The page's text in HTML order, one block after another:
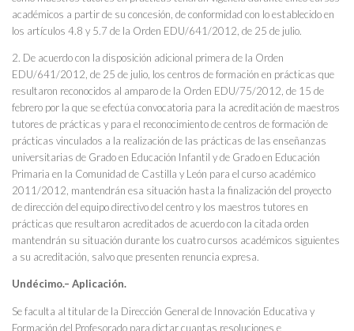
académicos a partir de su concesión, de conformidad con lo establecido en
los artículos 4.8 y 5.7 de la Orden EDU/641/2012, de 25 de julio.
2. De acuerdo con la disposición adicional primera de la Orden
EDU/641/2012, de 25 de julio, los centros de formación en prácticas que
resultaron reconocidos al amparo de la Orden EDU/75/2012, de 15 de
febrero por la que se efectúa convocatoria para la acreditación de maestros
tutores de prácticas y para el reconocimiento de centros de formación de
prácticas vinculados a la realización de las prácticas de las enseñanzas
universitarias de Grado en Educación Infantil y de Grado en Educación
Primaria en la Comunidad de Castilla y León para el curso académico
2011/2012, mantendrán esa situación hasta la finalización del proyecto
de dirección del equipo directivo del centro y los maestros tutores en
prácticas que resultaron acreditados de acuerdo con la citada orden
mantendrán su situación durante los cuatro cursos académicos siguientes
a su acreditación, salvo que presenten renuncia expresa.
Undécimo.– Aplicación.
Se faculta al titular de la Dirección General de Innovación Educativa y
Formación del Profesorado para dictar cuantas resoluciones e